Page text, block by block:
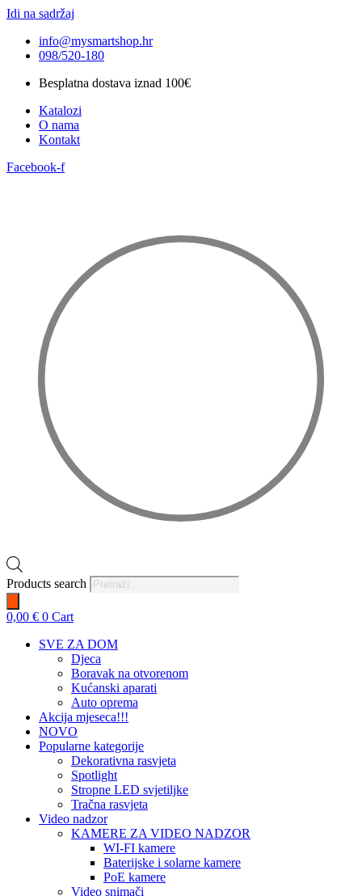
Idi na sadržaj
info@mysmartshop.hr
098/520-180
Besplatna dostava iznad 100€
Katalozi
O nama
Kontakt
Facebook-f
Products search
0,00 € 0 Cart
SVE ZA DOM
Djeca
Boravak na otvorenom
Kućanski aparati
Auto oprema
Akcija mjeseca!!!
NOVO
Popularne kategorije
Dekorativna rasvjeta
Spotlight
Stropne LED svjetiljke
Tračna rasvjeta
Video nadzor
KAMERE ZA VIDEO NADZOR
WI-FI kamere
Baterijske i solarne kamere
PoE kamere
Video snimači